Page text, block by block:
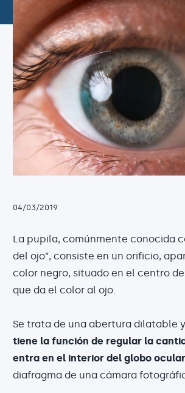
04/03/2019
La pupila, comúnmente conocida
del ojo”, consiste en un orificio,
color negro, situado en el centro
que da el color al ojo.
Se trata de una abertura dilatable
tiene la función de regular la
entra en el interior del globo ocular
diafragma de una cámara